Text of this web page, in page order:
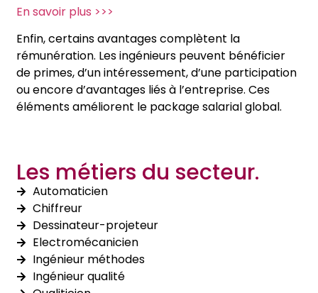
En savoir plus >>>
Enfin, certains avantages complètent la
rémunération. Les ingénieurs peuvent bénéficier
de primes, d’un intéressement, d’une participation
ou encore d’avantages liés à l’entreprise. Ces
éléments améliorent le package salarial global.
Les métiers du secteur.
Automaticien
Chiffreur
Dessinateur-projeteur
Electromécanicien
Ingénieur méthodes
Ingénieur qualité